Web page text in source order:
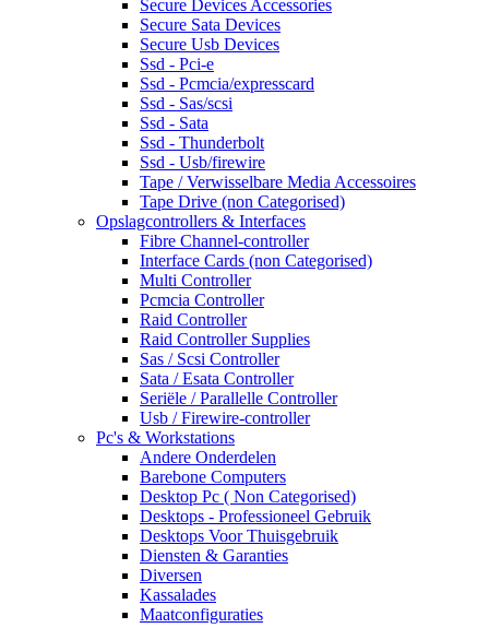
Secure Devices Accessories
Secure Sata Devices
Secure Usb Devices
Ssd - Pci-e
Ssd - Pcmcia/expresscard
Ssd - Sas/scsi
Ssd - Sata
Ssd - Thunderbolt
Ssd - Usb/firewire
Tape / Verwisselbare Media Accessoires
Tape Drive (non Categorised)
Opslagcontrollers & Interfaces
Fibre Channel-controller
Interface Cards (non Categorised)
Multi Controller
Pcmcia Controller
Raid Controller
Raid Controller Supplies
Sas / Scsi Controller
Sata / Esata Controller
Seriële / Parallelle Controller
Usb / Firewire-controller
Pc's & Workstations
Andere Onderdelen
Barebone Computers
Desktop Pc ( Non Categorised)
Desktops - Professioneel Gebruik
Desktops Voor Thuisgebruik
Diensten & Garanties
Diversen
Kassalades
Maatconfiguraties